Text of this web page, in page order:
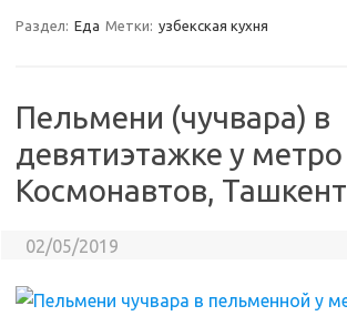
Раздел: Еда Метки: узбекская кухня
Пельмени (чучвара) в
девятиэтажке у метро
Космонавтов, Ташкент
02/05/2019